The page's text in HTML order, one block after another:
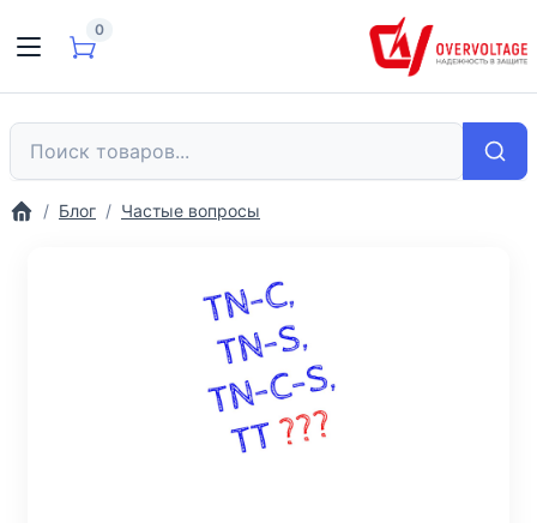
0
Блог Частые вопросы